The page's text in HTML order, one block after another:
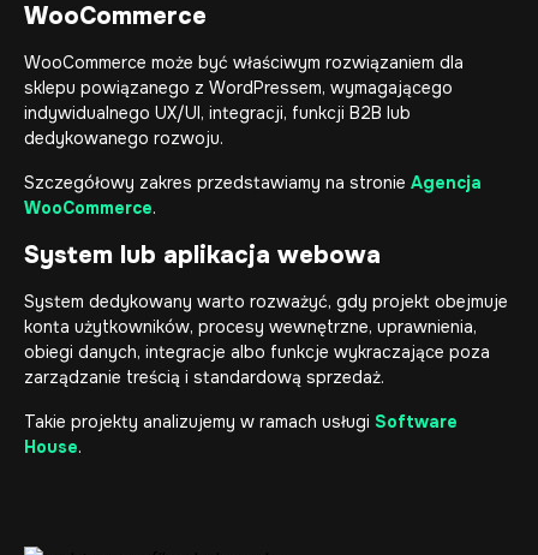
WooCommerce
WooCommerce może być właściwym rozwiązaniem dla
sklepu powiązanego z WordPressem, wymagającego
indywidualnego UX/UI, integracji, funkcji B2B lub
dedykowanego rozwoju.
Szczegółowy zakres przedstawiamy na stronie Agencja
WooCommerce.
System lub aplikacja webowa
System dedykowany warto rozważyć, gdy projekt obejmuje
konta użytkowników, procesy wewnętrzne, uprawnienia,
obiegi danych, integracje albo funkcje wykraczające poza
zarządzanie treścią i standardową sprzedaż.
Takie projekty analizujemy w ramach usługi Software
House.